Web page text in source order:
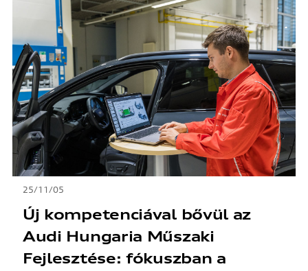
25/11/05
Új kompetenciával bővül az
Audi Hungaria Műszaki
Fejlesztése: fókuszban a